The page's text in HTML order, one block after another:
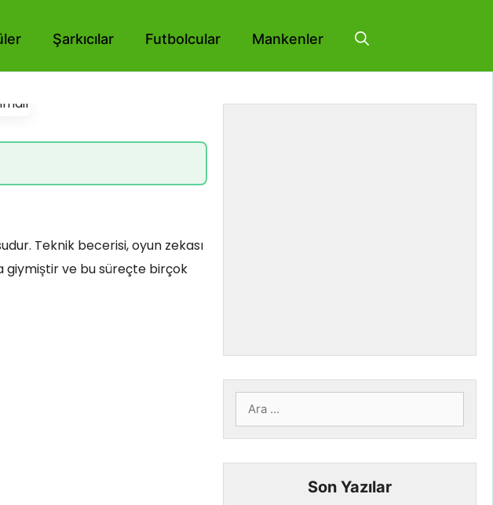
Şarkıcılar Futbolcular Mankenler
Teknik becerisi, oyun zekası
giymiştir ve bu süreçte birçok
için
ara
Son Yazılar